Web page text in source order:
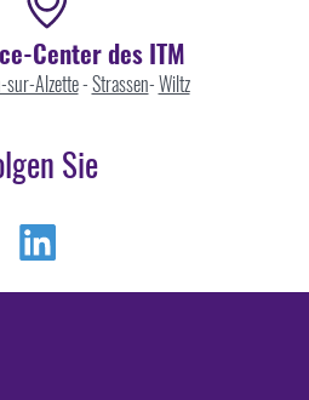
Center des ITM
sur-Alzette-Strassen-Wiltz
Sie